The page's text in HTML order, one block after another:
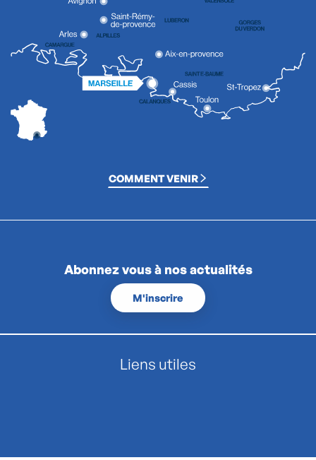
COMMENT VENIR
Abonnez vous à nos actualités
M'inscrire
Liens utiles